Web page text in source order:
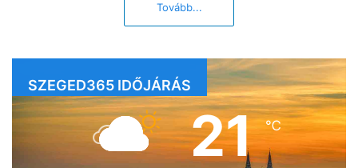
Tovább...
SZEGED365 IDŐJÁRÁS
21℃